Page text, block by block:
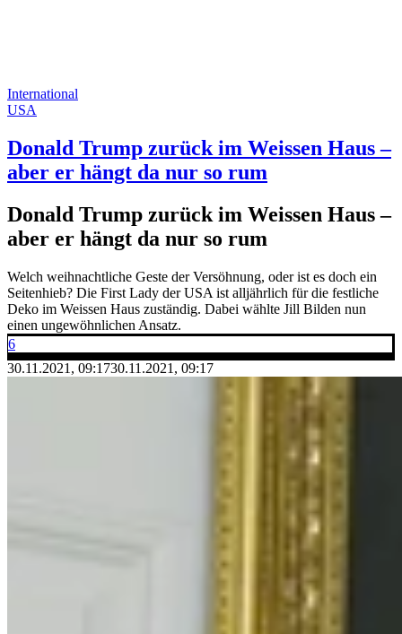
International
USA
Donald Trump zurück im Weissen Haus –
aber er hängt da nur so rum
Donald Trump zurück im Weissen Haus –
aber er hängt da nur so rum
Welch weihnachtliche Geste der Versöhnung, oder ist es doch ein
Seitenhieb? Die First Lady der USA ist alljährlich für die festliche
Deko im Weissen Haus zuständig. Dabei wählte Jill Bilden nun
einen ungewöhnlichen Ansatz.
6
30.11.2021, 09:1730.11.2021, 09:17